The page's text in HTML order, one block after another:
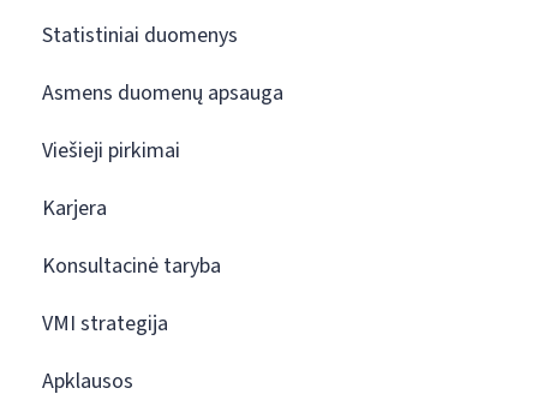
Statistiniai duomenys
Asmens duomenų apsauga
Viešieji pirkimai
Karjera
Konsultacinė taryba
VMI strategija
Apklausos